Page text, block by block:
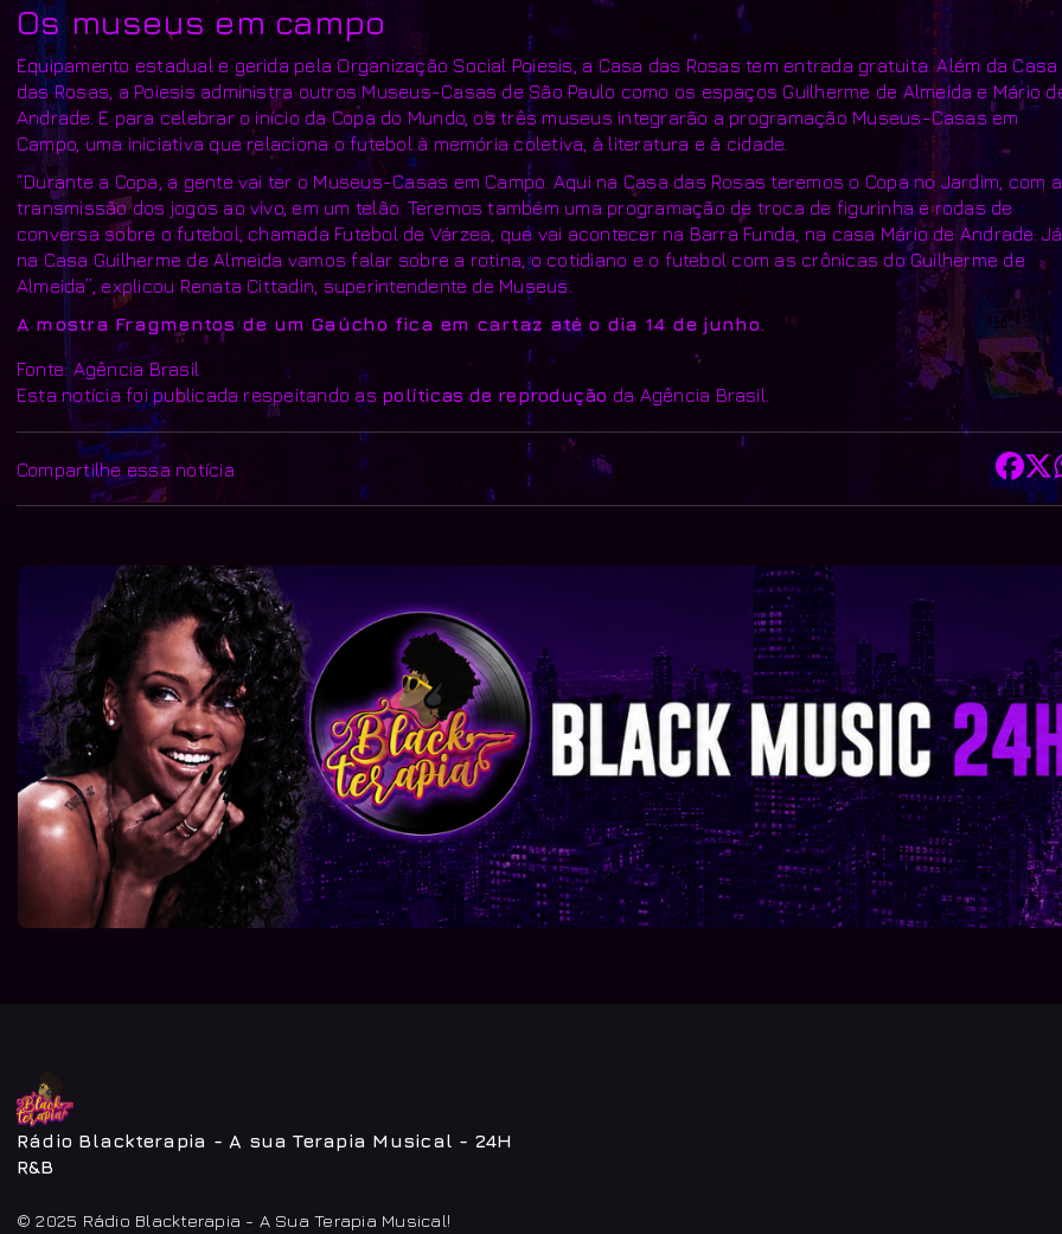
Os museus em campo
Equipamento estadual e gerida pela Organização Social Poiesis, a Casa das Rosas tem entrada gratuita. Além da Casa
das Rosas, a Poiesis administra outros Museus-Casas de São Paulo como os espaços Guilherme de Almeida e Mário
Andrade. E para celebrar o início da Copa do Mundo, os três museus integrarão a programação Museus-Casas em
Campo, uma iniciativa que relaciona o futebol à memória coletiva, à literatura e à cidade.
“Durante a Copa, a gente vai ter o Museus-Casas em Campo. Aqui na Casa das Rosas teremos o Copa no Jardim, com a
transmissão dos jogos ao vivo, em um telão. Teremos também uma programação de troca de figurinha e rodas de
conversa sobre o futebol, chamada Futebol de Várzea, que vai acontecer na Barra Funda, na casa Mário de Andrade. Já
na Casa Guilherme de Almeida vamos falar sobre a rotina, o cotidiano e o futebol com as crônicas do Guilherme de
Almeida”, explicou Renata Cittadin, superintendente de Museus.
A mostra Fragmentos de um Gaúcho fica em cartaz até o dia 14 de junho.
Fonte: Agência Brasil
Esta notícia foi publicada respeitando as políticas de reprodução da Agência Brasil.
Compartilhe essa notícia
Rádio Blackterapia - A sua Terapia Musical - 24H
R&B
© 2025 Rádio Blackterapia - A Sua Terapia Musical!